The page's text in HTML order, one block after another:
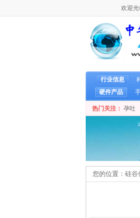
欢迎
行业信息
硬件产品
热门关注： 孕吐
您的位置： 硅谷